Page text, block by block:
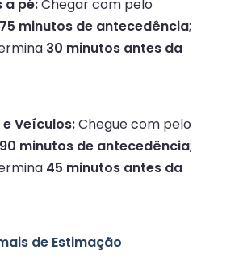
a pé:Chegar com pelo
minutos de antecedência;
30 minutos antes da
Veículos:Chegue com pelo
minutos de antecedência;
45 minutos antes da
de Estimação